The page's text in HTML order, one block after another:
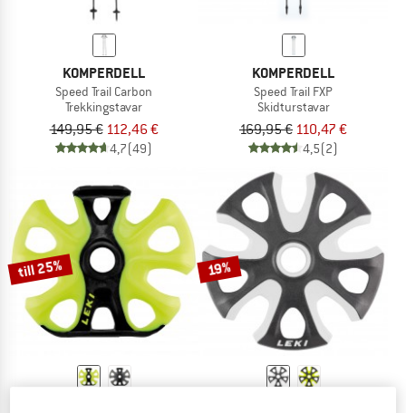
KOMPERDELL
Speed Trail Carbon
Trekkingstavar
149,95 € 112,46 €
4,7(49)
KOMPERDELL
Speed Trail FXP
Skidturstavar
169,95 € 110,47 €
4,5(2)
till 25% 19%